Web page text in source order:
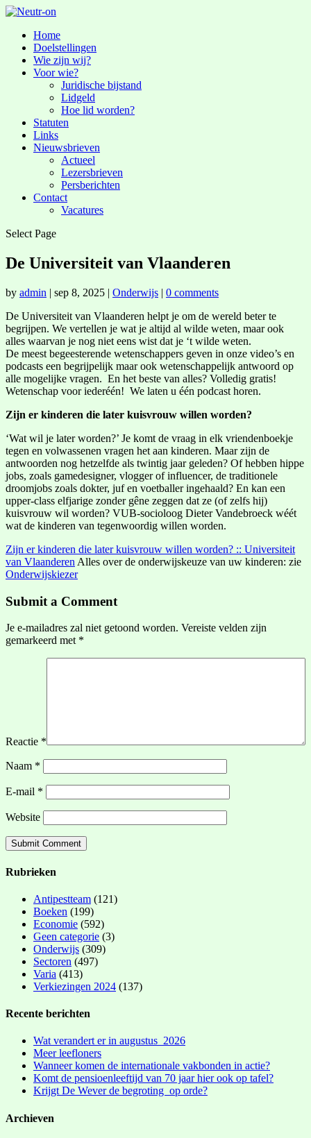
Home
Doelstellingen
Wie zijn wij?
Voor wie?
Juridische bijstand
Lidgeld
Hoe lid worden?
Statuten
Links
Nieuwsbrieven
Actueel
Lezersbrieven
Persberichten
Contact
Vacatures
Select Page
De Universiteit van Vlaanderen
by admin | sep 8, 2025 | Onderwijs | 0 comments
De Universiteit van Vlaanderen helpt je om de wereld beter te
begrijpen. We vertellen je wat je altijd al wilde weten, maar ook
alles waarvan je nog niet eens wist dat je ‘t wilde weten.
De meest begeesterende wetenschappers geven in onze video’s en
podcasts een begrijpelijk maar ook wetenschappelijk antwoord op
alle mogelijke vragen. En het beste van alles? Volledig gratis!
Wetenschap voor iederéén! We laten u één podcast horen.
Zijn er kinderen die later kuisvrouw willen worden?
‘Wat wil je later worden?’ Je komt de vraag in elk vriendenboekje
tegen en volwassenen vragen het aan kinderen. Maar zijn de
antwoorden nog hetzelfde als twintig jaar geleden? Of hebben hippe
jobs, zoals gamedesigner, vlogger of influencer, de traditionele
droomjobs zoals dokter, juf en voetballer ingehaald? En kan een
upper-class elfjarige zonder gêne zeggen dat ze (of zelfs hij)
kuisvrouw wil worden? VUB-socioloog Dieter Vandebroeck wéét
wat de kinderen van tegenwoordig willen worden.
Zijn er kinderen die later kuisvrouw willen worden? :: Universiteit
van Vlaanderen Alles over de onderwijskeuze van uw kinderen: zie
Onderwijskiezer
Submit a Comment
Je e-mailadres zal niet getoond worden. Vereiste velden zijn
gemarkeerd met *
Reactie *
Naam *
E-mail *
Website
Rubrieken
Antipestteam (121)
Boeken (199)
Economie (592)
Geen categorie (3)
Onderwijs (309)
Sectoren (497)
Varia (413)
Verkiezingen 2024 (137)
Recente berichten
Wat verandert er in augustus 2026
Meer leefloners
Wanneer komen de internationale vakbonden in actie?
Komt de pensioenleeftijd van 70 jaar hier ook op tafel?
Krijgt De Wever de begroting op orde?
Archieven